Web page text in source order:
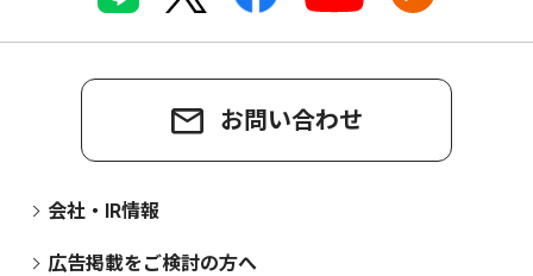
お問い合わせ
会社・IR情報
広告掲載をご検討の方へ